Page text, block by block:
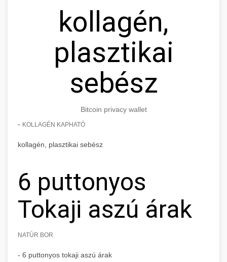
kollagén,
plasztikai
sebész
Bitcoin privacy wallet
- KOLLAGÉN KAPHATÓ
kollagén, plasztikai sebész
6 puttonyos
Tokaji aszú árak
NATÚR BOR
- 6 puttonyos tokaji aszú árak